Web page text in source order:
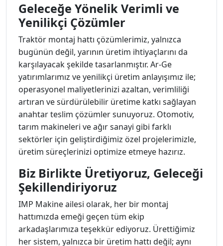
Geleceğe Yönelik Verimli ve
Yenilikçi Çözümler
Traktör montaj hattı çözümlerimiz, yalnızca
bugünün değil, yarının üretim ihtiyaçlarını da
karşılayacak şekilde tasarlanmıştır. Ar-Ge
yatırımlarımız ve yenilikçi üretim anlayışımız ile;
operasyonel maliyetlerinizi azaltan, verimliliği
artıran ve sürdürülebilir üretime katkı sağlayan
anahtar teslim çözümler sunuyoruz. Otomotiv,
tarım makineleri ve ağır sanayi gibi farklı
sektörler için geliştirdiğimiz özel projelerimizle,
üretim süreçlerinizi optimize etmeye hazırız.
Biz Birlikte Üretiyoruz, Geleceği
Şekillendiriyoruz
IMP Makine ailesi olarak, her bir montaj
hattımızda emeği geçen tüm ekip
arkadaşlarımıza teşekkür ediyoruz. Ürettiğimiz
her sistem, yalnızca bir üretim hattı değil; aynı